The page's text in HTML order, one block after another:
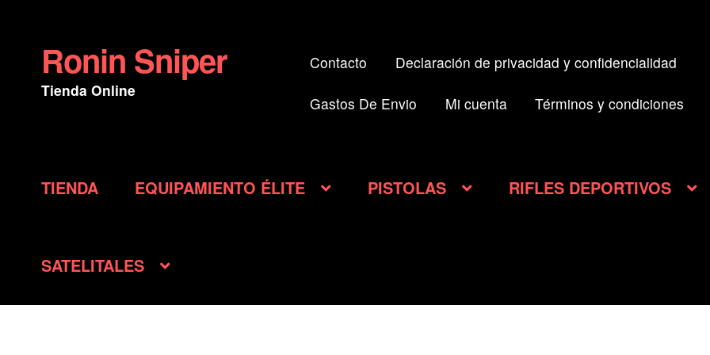
Ir
a
la
Ir
al
contenido
Ronin Sniper
Tienda Online
Contacto Declaración de privacidad y confidencialidad
Gastos De Envio Mi cuenta Términos y condiciones
TIENDA EQUIPAMIENTO ÉLITE PISTOLAS RIFLES DEPORTIVOS
SATELITALES